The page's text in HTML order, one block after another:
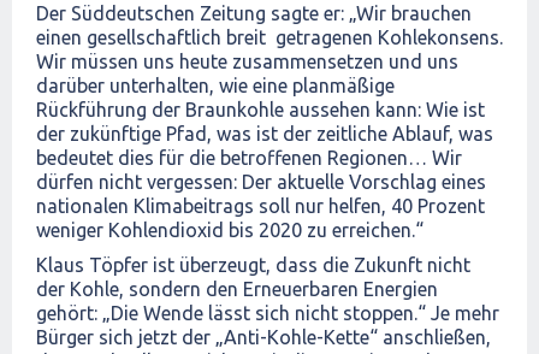
Der Süddeutschen Zeitung sagte er: „Wir brauchen
einen gesellschaftlich breit getragenen Kohlekonsens.
Wir müssen uns heute zusammensetzen und uns
darüber unterhalten, wie eine planmäßige
Rückführung der Braunkohle aussehen kann: Wie ist
der zukünftige Pfad, was ist der zeitliche Ablauf, was
bedeutet dies für die betroffenen Regionen… Wir
dürfen nicht vergessen: Der aktuelle Vorschlag eines
nationalen Klimabeitrags soll nur helfen, 40 Prozent
weniger Kohlendioxid bis 2020 zu erreichen.“
Klaus Töpfer ist überzeugt, dass die Zukunft nicht
der Kohle, sondern den Erneuerbaren Energien
gehört: „Die Wende lässt sich nicht stoppen.“ Je mehr
Bürger sich jetzt der „Anti-Kohle-Kette“ anschließen,